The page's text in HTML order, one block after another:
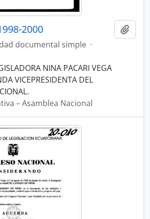
2000
documental simple ·
NINA PACARI VEGA
VICEPRESIDENTA DEL
– Asamblea Nacional